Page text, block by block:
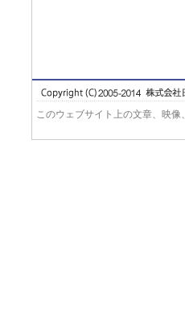
このウェブサイト上の文章、映